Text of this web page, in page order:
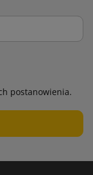
postanowienia.